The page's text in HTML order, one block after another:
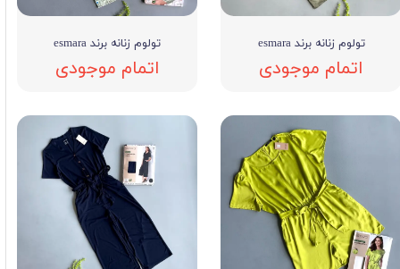
تولوم زنانه برند esmara
اتمام موجودی
تولوم زنانه برند esmara
اتمام موجودی